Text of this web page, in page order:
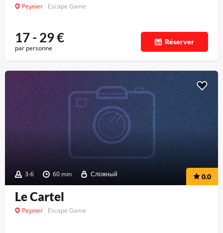
Peynier Escape Game
17 - 29€
par personne
Réserver
3-6 60 min Сложный 0.0
Le Cartel
Peynier Escape Game